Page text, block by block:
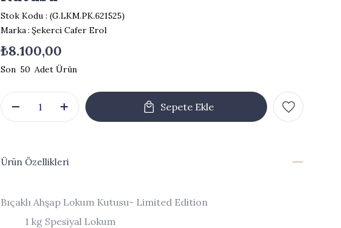
Stok Kodu
(G.LKM.PK.621525)
Marka: Şekerci Cafer Erol
₺8.100,00
50
Ürün Özellikleri
Bıçaklı Ahşap Lokum Kutusu- Limited Edition
1 kg Spesiyal Lokum